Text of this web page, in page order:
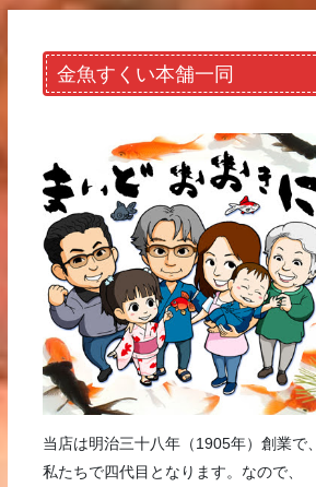
金魚すくい本舗一同
当店は明治三十八年（1905年）創業で、
私たちで四代目となります。なので、